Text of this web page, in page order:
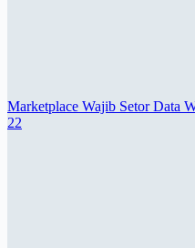
Marketplace Wajib Setor Data
22